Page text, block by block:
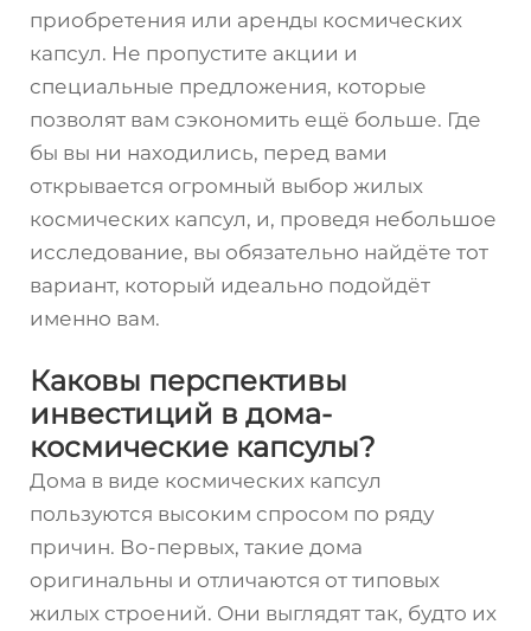
приобретения или аренды космических
капсул. Не пропустите акции и
специальные предложения, которые
позволят вам сэкономить ещё больше. Где
бы вы ни находились, перед вами
открывается огромный выбор жилых
космических капсул, и, проведя небольшое
исследование, вы обязательно найдёте тот
вариант, который идеально подойдёт
именно вам.
Каковы перспективы
инвестиций в дома-
космические капсулы?
Дома в виде космических капсул
пользуются высоким спросом по ряду
причин. Во-первых, такие дома
оригинальны и отличаются от типовых
жилых строений. Они выглядят так, будто их